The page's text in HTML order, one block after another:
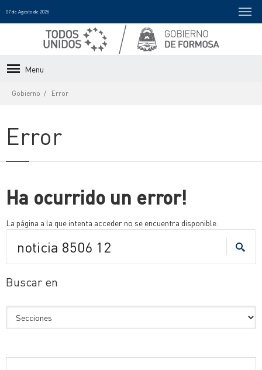
07 de Agosto de 2026
Menu
Gobierno Error
Error
Ha ocurrido un error!
La página a la que intenta acceder no se encuentra disponible.
Buscar en